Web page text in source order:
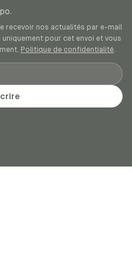
recevoir nos actualités par e-mail
pour cet envoi et vous
Politique de confidentialité.